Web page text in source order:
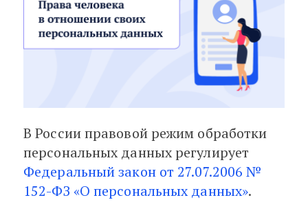
В России правовой режим обработки
персональных данных регулирует
Федеральный закон от 27.07.2006 №
152-ФЗ «О персональных данных».